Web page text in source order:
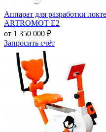
Аппарат для разработки
ARTROMOT E2
от 1 350 000 ₽
Запросить счёт